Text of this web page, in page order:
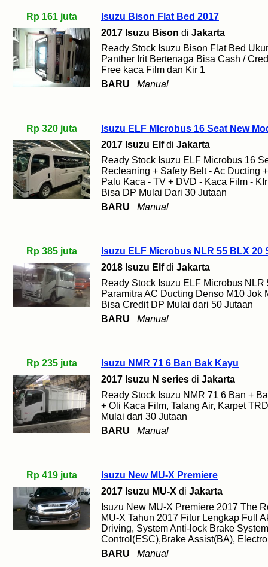
Rp 161 juta
Isuzu Bison Flat Bed 2017
2017 Isuzu Bison di Jakarta
Ready Stock Isuzu Bison Flat Bed
Panther Irit Bertenaga Bisa Cash /
Free kaca Film dan Kir 1
BARU
Manual
Rp 320 juta
Isuzu ELF MIcrobus 16 Seat New
2017 Isuzu Elfdi Jakarta
Ready Stock Isuzu ELF Microbus 16
Recleaning + Safety Belt - Ac Ducting
Palu Kaca - TV + DVD - Kaca Film -
Bisa DP Mulai Dari 30 Jutaan
BARU
Manual
Rp 385 juta
Isuzu ELF Microbus NLR 55 BLX 20
2018 Isuzu Elfdi Jakarta
Ready Stock Isuzu ELF Microbus
Paramitra AC Ducting Denso M10 Jok
Bisa Credit DP Mulai dari 50 Jutaan
BARU
Manual
Rp 235 juta
Isuzu NMR 71 6 Ban Bak Kayu
2017 Isuzu N series di Jakarta
Ready Stock Isuzu NMR 71 6 Ban +
+ Oli Kaca Film, Talang Air, Karpet
Mulai dari 30 Jutaan
BARU
Manual
Rp 419 juta
Isuzu New MU-X Premiere
2017 Isuzu MU-X di Jakarta
Isuzu New MU-X Premiere 2017 The
MU-X Tahun 2017 Fitur Lengkap Full
Driving, System Anti-lock Brake
Control(ESC),Brake Assist(BA),
BARU
Manual